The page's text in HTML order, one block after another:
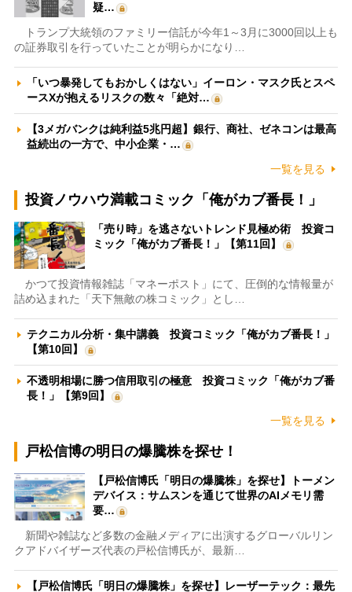
疑…
トランプ大統領のファミリー信託が今年1～3月に3000回以上も
の証券取引を行っていたことが明らかになり…
「いつ暴発してもおかしくはない」イーロン・マスク氏とスペ
ースXが抱えるリスクの数々「絶対…
【3メガバンクは純利益5兆円超】銀行、商社、ゼネコンは最高
益続出の一方で、中小企業・…
一覧を見る
投資ノウハウ満載コミック「俺がカブ番長！」
「売り時」を逃さないトレンド見極め術 投資コ
ミック「俺がカブ番長！」【第11回】
かつて投資情報雑誌「マネーポスト」にて、圧倒的な情報量が
詰め込まれた「天下無敵の株コミック」とし…
テクニカル分析・集中講義 投資コミック「俺がカブ番長！」
【第10回】
不透明相場に勝つ信用取引の極意 投資コミック「俺がカブ番
長！」【第9回】
一覧を見る
戸松信博の明日の爆騰株を探せ！
【戸松信博氏「明日の爆騰株」を探せ】トーメン
デバイス：サムスンを通じて世界のAIメモリ需
要…
新聞や雑誌など多数の金融メディアに出演するグローバルリン
クアドバイザーズ代表の戸松信博氏が、最新…
【戸松信博氏「明日の爆騰株」を探せ】レーザーテック：最先